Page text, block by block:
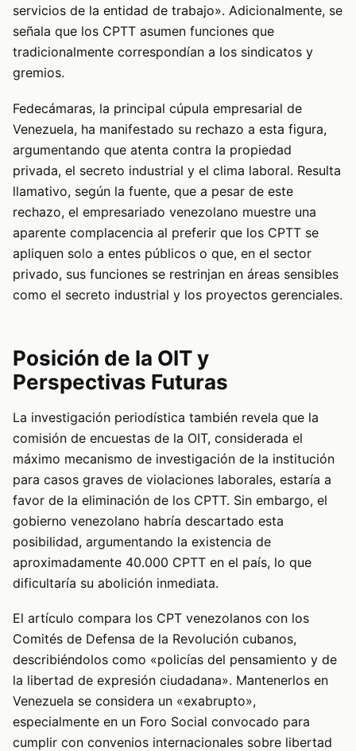
servicios de la entidad de trabajo». Adicionalmente, se
señala que los CPTT asumen funciones que
tradicionalmente correspondían a los sindicatos y
gremios.
Fedecámaras, la principal cúpula empresarial de
Venezuela, ha manifestado su rechazo a esta figura,
argumentando que atenta contra la propiedad
privada, el secreto industrial y el clima laboral. Resulta
llamativo, según la fuente, que a pesar de este
rechazo, el empresariado venezolano muestre una
aparente complacencia al preferir que los CPTT se
apliquen solo a entes públicos o que, en el sector
privado, sus funciones se restrinjan en áreas sensibles
como el secreto industrial y los proyectos gerenciales.
Posición de la OIT y
Perspectivas Futuras
La investigación periodística también revela que la
comisión de encuestas de la OIT, considerada el
máximo mecanismo de investigación de la institución
para casos graves de violaciones laborales, estaría a
favor de la eliminación de los CPTT. Sin embargo, el
gobierno venezolano habría descartado esta
posibilidad, argumentando la existencia de
aproximadamente 40.000 CPTT en el país, lo que
dificultaría su abolición inmediata.
El artículo compara los CPT venezolanos con los
Comités de Defensa de la Revolución cubanos,
describiéndolos como «policías del pensamiento y de
la libertad de expresión ciudadana». Mantenerlos en
Venezuela se considera un «exabrupto»,
especialmente en un Foro Social convocado para
cumplir con convenios internacionales sobre libertad